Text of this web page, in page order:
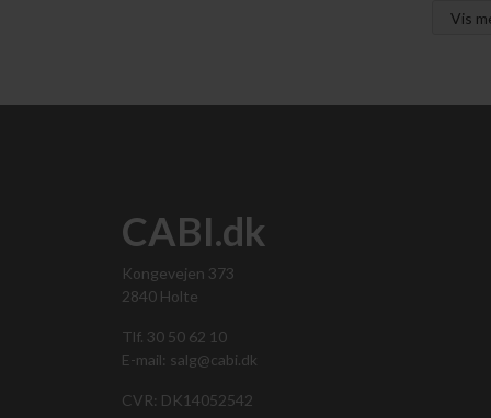
Vis
CABI.dk
Kongevejen 373
2840 Holte
Tlf. 30 50 62 10
E-mail: salg@cabi.dk
CVR: DK14052542